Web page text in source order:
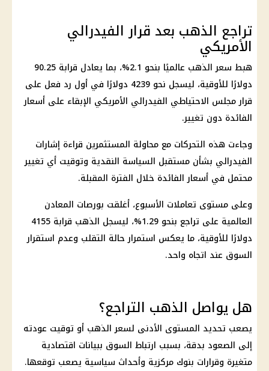
تراجع الذهب بعد قرار الفيدرالي
الأمريكي
هبط سعر الذهب
عالميًا بنحو 2.1%، بما يعادل قرابة 90.25
دولارًا للأوقية، ليسجل نحو 4239 دولارًا في أول رد فعل على
قرار مجلس الاحتياطي الفيدرالي الأمريكي الإبقاء على أسعار
الفائدة دون تغيير.
وجاءت هذه التحركات مع محاولة المستثمرين قراءة إشارات
الفيدرالي بشأن مستقبل السياسة النقدية وتوقيت أي تغيير
محتمل في أسعار الفائدة خلال الفترة المقبلة.
وعلى مستوى تعاملات الأسبوع، أغلقت بورصات المعادن
العالمية على تراجع بنحو 1.29%، ليسجل
الذهب
قرابة 4155
دولارًا للأوقية، ما يعكس استمرار حالة التقلب وعدم استقرار
السوق عند اتجاه واحد.
هل يواصل الذهب التراجع؟
يصعب تحديد المستوى الأدنى لسعرالذهب أو توقيت عودته
إلى الصعود بدقة، بسبب ارتباط السوق ببيانات اقتصادية
متغيرة وقرارات بنوك مركزية وأحداث سياسية يصعب توقعها.